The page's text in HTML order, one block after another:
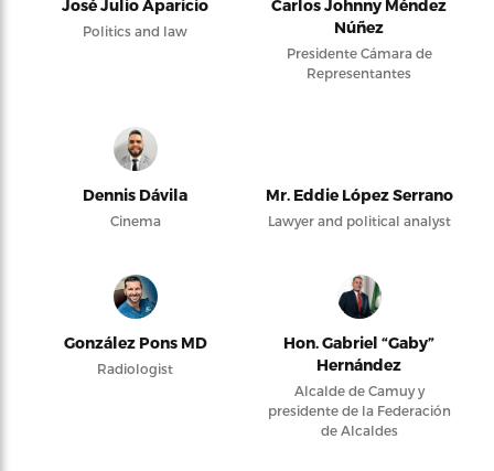
José Julio Aparicio
Politics and law
Carlos Johnny Méndez
Núñez
Presidente Cámara de
Representantes
Dennis Dávila
Cinema
Mr. Eddie López Serrano
Lawyer and political analyst
González Pons MD
Radiologist
Hon. Gabriel “Gaby”
Hernández
Alcalde de Camuy y
presidente de la Federación
de Alcaldes